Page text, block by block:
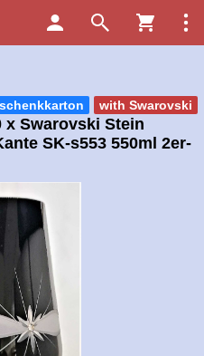
with Swarovski
x Swarovski Stein
SK-s553 550ml 2er-